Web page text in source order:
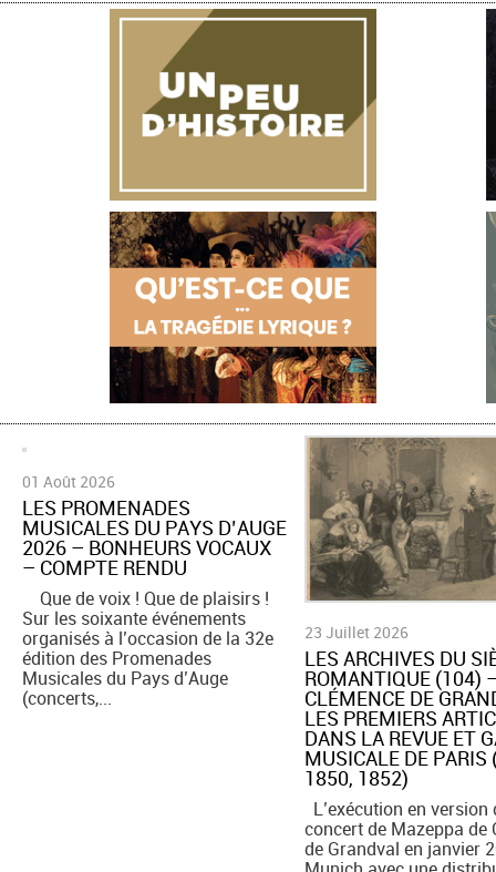
01 Août 2026
LES PROMENADES
MUSICALES DU PAYS D’AUGE
2026 – BONHEURS VOCAUX
– COMPTE RENDU
Que de voix ! Que de plaisirs !
Sur les soixante événements
organisés à l’occasion de la 32e
édition des Promenades
Musicales du Pays d’Auge
(concerts,...
23 Juillet 2026
​LES ARCHIVES DU
ROMANTIQUE (104)
CLÉMENCE DE
LES PREMIERS
DANS LA REVUE ET
MUSICALE DE PARIS
1850, 1852)
L’exécution en version
concert de Mazeppa de
de Grandval en janvier